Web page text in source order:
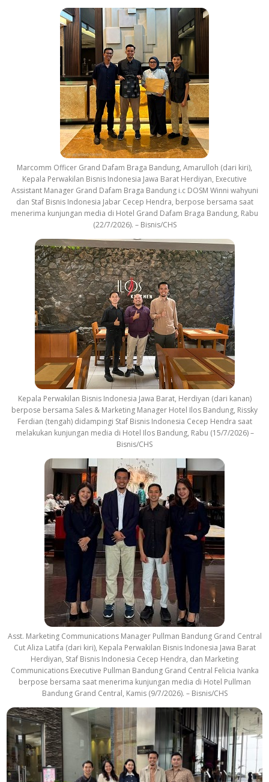
Marcomm Officer Grand Dafam Braga Bandung, Amarulloh (dari kiri),
Kepala Perwakilan Bisnis Indonesia Jawa Barat Herdiyan, Executive
Assistant Manager Grand Dafam Braga Bandung i.c DOSM Winni wahyuni
dan Staf Bisnis Indonesia Jabar Cecep Hendra, berpose bersama saat
menerima kunjungan media di Hotel Grand Dafam Braga Bandung, Rabu
(22/7/2026). – Bisnis/CHS
Kepala Perwakilan Bisnis Indonesia Jawa Barat, Herdiyan (dari kanan)
berpose bersama Sales & Marketing Manager Hotel Ilos Bandung, Rissky
Ferdian (tengah) didampingi Staf Bisnis Indonesia Cecep Hendra saat
melakukan kunjungan media di Hotel Ilos Bandung, Rabu (15/7/2026) –
Bisnis/CHS
Asst. Marketing Communications Manager Pullman Bandung Grand Central
Cut Aliza Latifa (dari kiri), Kepala Perwakilan Bisnis Indonesia Jawa Barat
Herdiyan, Staf Bisnis Indonesia Cecep Hendra, dan Marketing
Communications Executive Pullman Bandung Grand Central Felicia Ivanka
berpose bersama saat menerima kunjungan media di Hotel Pullman
Bandung Grand Central, Kamis (9/7/2026). – Bisnis/CHS